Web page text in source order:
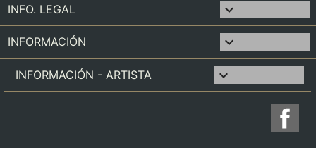
INFO. LEGAL 
INFORMACIÓN 
INFORMACIÓN - ARTISTA keyboard_arrow_down